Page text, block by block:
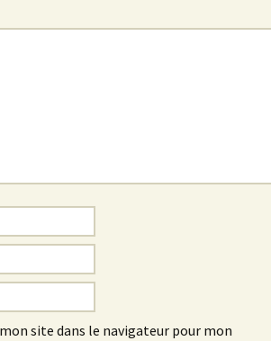
site dans le navigateur pour mon